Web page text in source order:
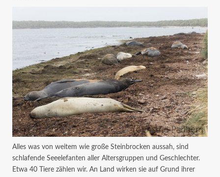
Alles was von weitem wie große Steinbrocken aussah, sind
schlafende Seeelefanten aller Altersgruppen und Geschlechter.
Etwa 40 Tiere zählen wir. An Land wirken sie auf Grund ihrer